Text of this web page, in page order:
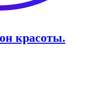
красоты.